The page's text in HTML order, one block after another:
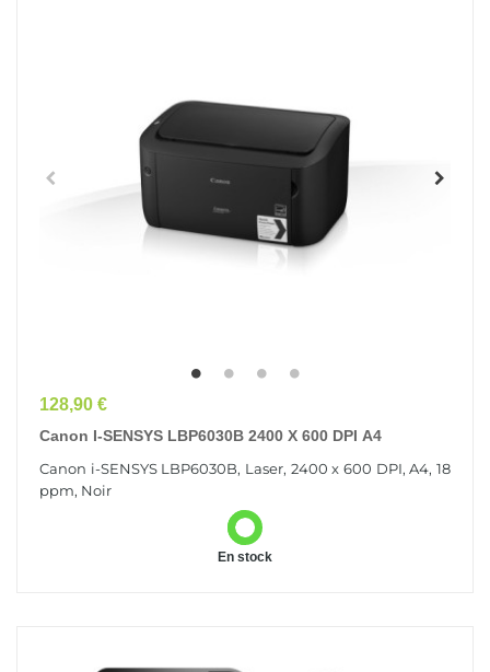
Prix
128,90 €
Canon I-SENSYS LBP6030B 2400 X 600 DPI A4
Canon i-SENSYS LBP6030B, Laser, 2400 x 600 DPI, A4, 18
ppm, Noir
En stock